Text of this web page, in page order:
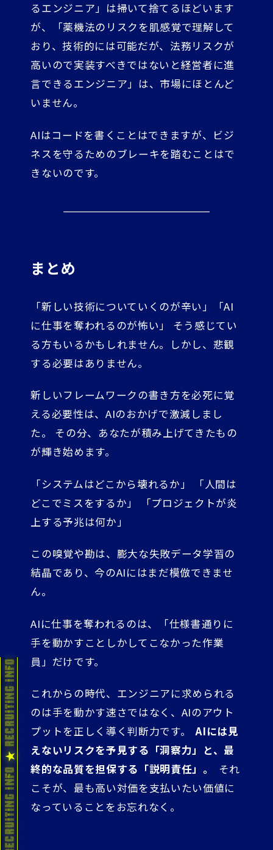
るエンジニア」は掃いて捨てるほどいます
が、「薬機法のリスクを肌感覚で理解して
おり、技術的には可能だが、法務リスクが
高いので実装すべきではないと経営者に進
言できるエンジニア」は、市場にほとんど
いません。
AIはコードを書くことはできますが、ビジ
ネスを守るためのブレーキを踏むことはで
きないのです。
まとめ
「新しい技術についていくのが辛い」「AI
に仕事を奪われるのが怖い」 そう感じてい
る方もいるかもしれません。しかし、悲観
する必要はありません。
新しいフレームワークの書き方を必死に覚
える必要性は、AIのおかげで激減しまし
た。 その分、あなたが積み上げてきたもの
が輝き始めます。
「システムはどこから壊れるか」 「人間は
どこでミスをするか」 「プロジェクトが炎
上する予兆は何か」
この嗅覚や勘は、膨大な失敗データ学習の
結晶であり、今のAIにはまだ模倣できませ
ん。
AIに仕事を奪われるのは、「仕様書通りに
手を動かすことしかしてこなかった作業
員」だけです。
これからの時代、エンジニアに求められる
のは手を動かす速さではなく、AIのアウト
プットを正しく導く判断力です。
AIには見
えないリスクを予見する「洞察力」と、最
終的な品質を担保する「説明責任」。
それ
こそが、最も高い対価を支払いたい価値に
なっていることをお忘れなく。